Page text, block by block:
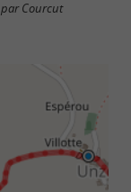
par Courcut